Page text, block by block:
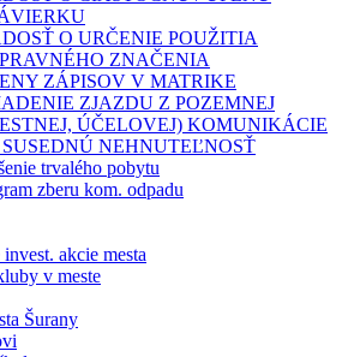
O URČENIE POUŽITIA
ZNAČENIA
ZÁPISOV V MATRIKE
ZJAZDU Z POZEMNEJ
ÚČELOVEJ) KOMUNIKÁCIE
NEHNUTEĽNOSŤ
trvalého pobytu
zberu kom. odpadu
akcie mesta
v meste
Šurany